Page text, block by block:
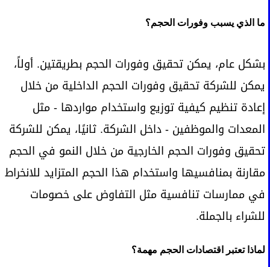
ما الذي يسبب وفورات الحجم؟
بشكل عام، يمكن تحقيق وفورات الحجم بطريقتين. أولاً،
يمكن للشركة تحقيق وفورات الحجم الداخلية من خلال
إعادة تنظيم كيفية توزيع واستخدام مواردها - مثل
المعدات والموظفين - داخل الشركة. ثانيًا، يمكن للشركة
تحقيق وفورات الحجم الخارجية من خلال النمو في الحجم
مقارنة بمنافسيها واستخدام هذا الحجم المتزايد للانخراط
في ممارسات تنافسية مثل التفاوض على خصومات
للشراء بالجملة.
لماذا تعتبر اقتصادات الحجم مهمة؟